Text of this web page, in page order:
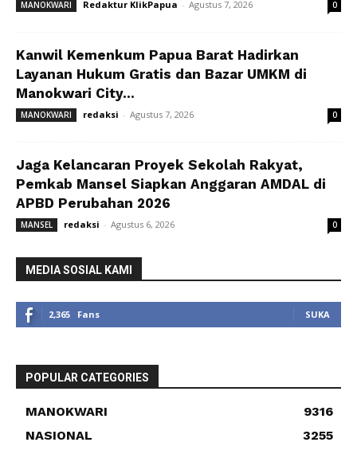
MANOKWARI Redaktur KlikPapua - Agustus 7, 2026 0
Kanwil Kemenkum Papua Barat Hadirkan
Layanan Hukum Gratis dan Bazar UMKM di
Manokwari City...
MANOKWARI redaksi - Agustus 7, 2026 0
Jaga Kelancaran Proyek Sekolah Rakyat,
Pemkab Mansel Siapkan Anggaran AMDAL di
APBD Perubahan 2026
MANSEL redaksi - Agustus 6, 2026 0
MEDIA SOSIAL KAMI
2,365 Fans SUKA
POPULAR CATEGORIES
MANOKWARI
9316
NASIONAL
3255